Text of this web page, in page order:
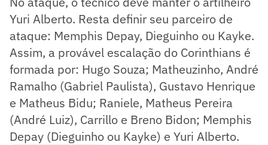
Yuri Alberto. Resta definir seu parceiro de
ataque: Memphis Depay, Dieguinho ou Kayke.
Assim, a provável escalação do Corinthians é
formada por: Hugo Souza; Matheuzinho, André
Ramalho (Gabriel Paulista), Gustavo Henrique
e Matheus Bidu; Raniele, Matheus Pereira
(André Luiz), Carrillo e Breno Bidon; Memphis
Depay (Dieguinho ou Kayke) e Yuri Alberto.